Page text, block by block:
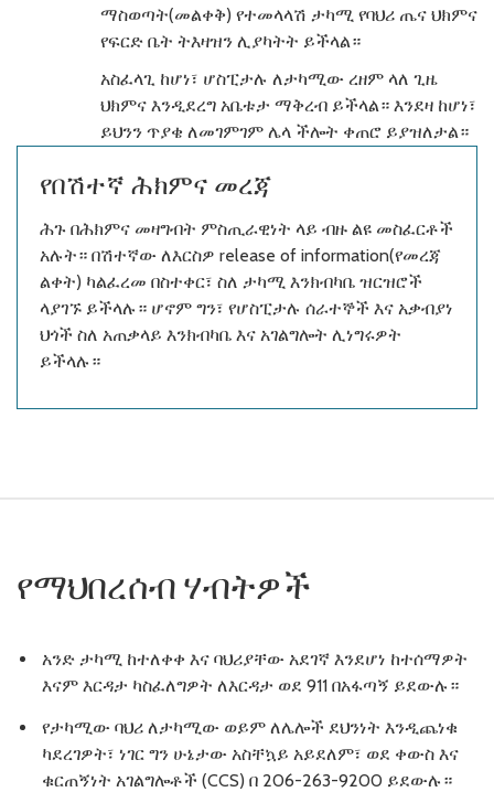
ማስወጣት(መልቀቅ) የተመላላሽ ታካሚ የባህሪ ጤና ህክምና
የፍርድ ቤት ትእዛዝን ሊያካትት ይችላል።
አስፈላጊ ከሆነ፣ ሆስፒታሉ ለታካሚው ረዘም ላለ ጊዜ
ህክምና እንዲደረግ አቤቱታ ማቅረብ ይችላል። እንደዛ ከሆነ፣
ይህንን ጥያቄ ለመገምገም ሌላ ችሎት ቀጠሮ ይያዝለታል።
የበሽተኛ ሕክምና መረጃ
ሕጉ በሕክምና መዛግብት ምስጢራዊነት ላይ ብዙ ልዩ መስፈርቶች
አሉት። በሽተኛው ለእርስዎ release of information(የመረጃ
ልቀት) ካልፈረመ በስተቀር፣ ስለ ታካሚ እንክብካቤ ዝርዝሮች
ላያገኙ ይችላሉ። ሆኖም ግን፣ የሆስፒታሉ ሰራተኞች እና አቃብያነ
ህጎች ስለ አጠቃላይ እንክብካቤ እና አገልግሎት ሊነግሩዎት
ይችላሉ።
የማህበረሰብ ሃብትዎች
አንድ ታካሚ ከተለቀቀ እና ባህሪያቸው አደገኛ እንደሆነ ከተሰማዎት
እናም እርዳታ ካስፈለግዎት ለእርዳታ ወደ 911 በአፋጣኝ ይደውሉ።
የታካሚው ባህሪ ለታካሚው ወይም ለሌሎች ደህንነት እንዲጨነቁ
ካደረገዎት፣ ነገር ግን ሁኔታው አስቸኳይ አይደለም፣ ወደ ቀውስ እና
ቁርጠኝነት አገልግሎቶች (CCS) በ 206-263-9200 ይደውሉ።